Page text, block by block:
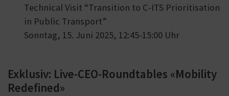
Technical Visit “Transition to C-ITS Prioritisation
in Public Transport”
Sonntag, 15. Juni 2025, 12:45-15:00 Uhr
Exklusiv: Live-CEO-Roundtables «Mobility
Redefined»